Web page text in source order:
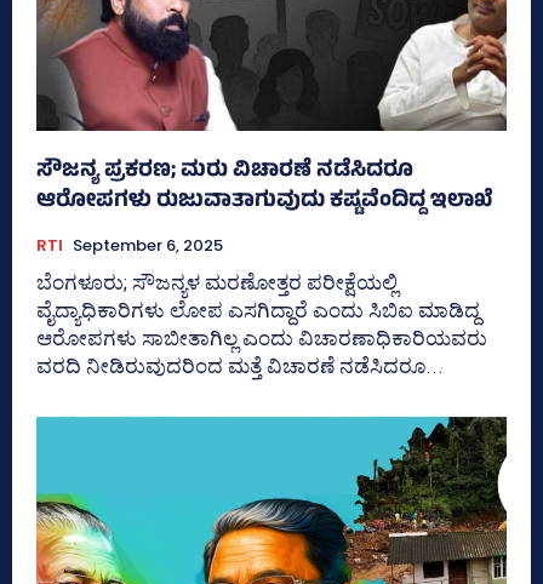
ಸೌಜನ್ಯ ಪ್ರಕರಣ; ಮರು ವಿಚಾರಣೆ ನಡೆಸಿದರೂ
ಆರೋಪಗಳು ರುಜುವಾತಾಗುವುದು ಕಷ್ಟವೆಂದಿದ್ದ ಇಲಾಖೆ
RTI September 6, 2025
ಬೆಂಗಳೂರು; ಸೌಜನ್ಯಳ ಮರಣೋತ್ತರ ಪರೀಕ್ಷೆಯಲ್ಲಿ
ವೈದ್ಯಾಧಿಕಾರಿಗಳು ಲೋಪ ಎಸಗಿದ್ದಾರೆ ಎಂದು ಸಿಬಿಐ ಮಾಡಿದ್ದ
ಆರೋಪಗಳು ಸಾಬೀತಾಗಿಲ್ಲ ಎಂದು ವಿಚಾರಣಾಧಿಕಾರಿಯವರು
ವರದಿ ನೀಡಿರುವುದರಿಂದ ಮತ್ತೆ ವಿಚಾರಣೆ ನಡೆಸಿದರೂ...